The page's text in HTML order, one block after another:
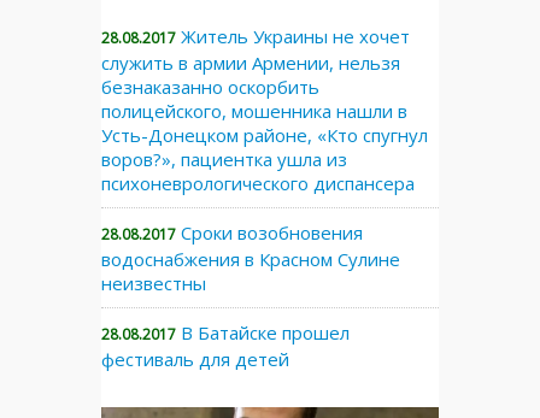
28.08.2017 Житель Украины не хочет
служить в армии Армении, нельзя
безнаказанно оскорбить
полицейского, мошенника нашли в
Усть-Донецком районе, «Кто спугнул
воров?», пациентка ушла из
психоневрологического диспансера
28.08.2017 Сроки возобновения
водоснабжения в Красном Сулине
неизвестны
28.08.2017 В Батайске прошел
фестиваль для детей